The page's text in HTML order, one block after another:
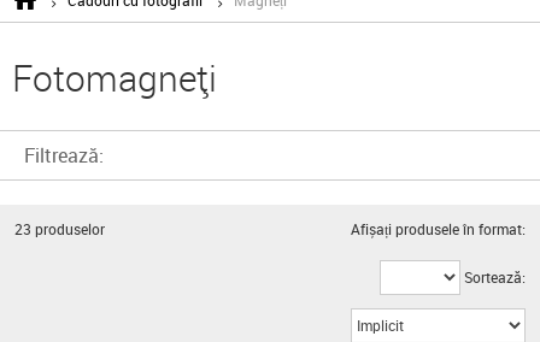
Fotomagneți
Filtrează:
23 produselor Afișați produsele în format:
Sortează: